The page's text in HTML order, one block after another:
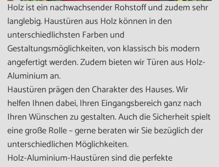
Holz ist ein nachwachsender Rohstoff und zudem sehr
langlebig. Haustüren aus Holz können in den
unterschiedlichsten Farben und
Gestaltungsmöglichkeiten, von klassisch bis modern
angefertigt werden. Zudem bieten wir Türen aus Holz-
Aluminium an.
Haustüren prägen den Charakter des Hauses. Wir
helfen Ihnen dabei, Ihren Eingangsbereich ganz nach
Ihren Wünschen zu gestalten. Auch die Sicherheit spielt
eine große Rolle – gerne beraten wir Sie bezüglich der
unterschiedlichen Möglichkeiten.
Holz-Aluminium-Haustüren sind die perfekte